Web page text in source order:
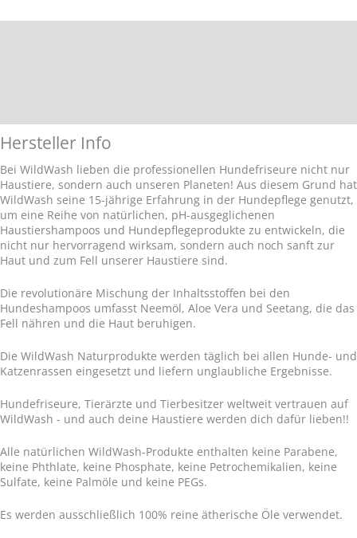
Hersteller Info
Bei WildWash lieben die professionellen Hundefriseure nicht nur
Haustiere, sondern auch unseren Planeten! Aus diesem Grund hat
WildWash seine 15-jährige Erfahrung in der Hundepflege genutzt,
um eine Reihe von natürlichen, pH-ausgeglichenen
Haustiershampoos und Hundepflegeprodukte zu entwickeln, die
nicht nur hervorragend wirksam, sondern auch noch sanft zur
Haut und zum Fell unserer Haustiere sind.
Die revolutionäre Mischung der Inhaltsstoffen bei den
Hundeshampoos umfasst Neemöl, Aloe Vera und Seetang, die das
Fell nähren und die Haut beruhigen.
Die WildWash Naturprodukte werden täglich bei allen Hunde- und
Katzenrassen eingesetzt und liefern unglaubliche Ergebnisse.
Hundefriseure, Tierärzte und Tierbesitzer weltweit vertrauen auf
WildWash - und auch deine Haustiere werden dich dafür lieben!!
Alle natürlichen WildWash-Produkte enthalten keine Parabene,
keine Phthlate, keine Phosphate, keine Petrochemikalien, keine
Sulfate, keine Palmöle und keine PEGs.
Es werden ausschließlich 100% reine ätherische Öle verwendet.